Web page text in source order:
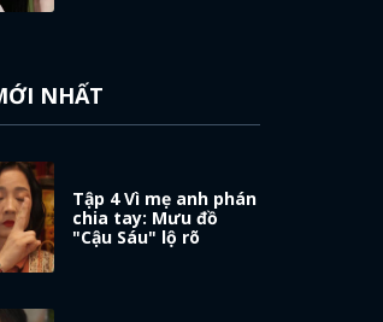
NHẤT
Tập 4 Vì mẹ anh phán
chia tay: Mưu đồ
"Cậu Sáu" lộ rõ